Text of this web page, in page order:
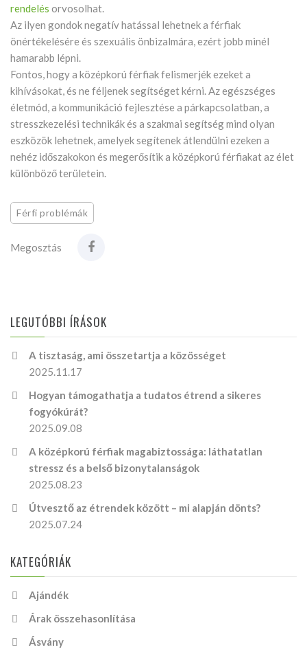
rendelés orvosolhat.
Az ilyen gondok negatív hatással lehetnek a férfiak
önértékelésére és szexuális önbizalmára, ezért jobb minél
hamarabb lépni.
Fontos, hogy a középkorú férfiak felismerjék ezeket a
kihívásokat, és ne féljenek segítséget kérni. Az egészséges
életmód, a kommunikáció fejlesztése a párkapcsolatban, a
stresszkezelési technikák és a szakmai segítség mind olyan
eszközök lehetnek, amelyek segítenek átlendülni ezeken a
nehéz időszakokon és megerősítik a középkorú férfiakat az élet
különböző területein.
Férfi problémák
Megosztás
LEGUTÓBBI ÍRÁSOK
A tisztaság, ami összetartja a közösséget
2025.11.17
Hogyan támogathatja a tudatos étrend a sikeres
fogyókúrát?
2025.09.08
A középkorú férfiak magabiztossága: láthatatlan
stressz és a belső bizonytalanságok
2025.08.23
Útvesztő az étrendek között – mi alapján dönts?
2025.07.24
KATEGÓRIÁK
Ajándék
Árak összehasonlítása
Ásvány